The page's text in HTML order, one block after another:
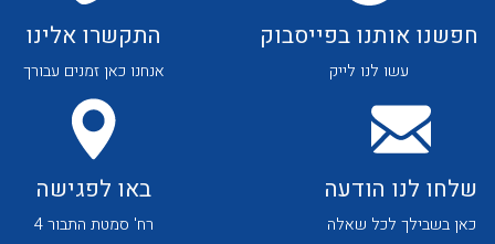
לכל מוצרי היצרן
לכל מוצרי היצרן לכל מוצרי היצרן
חפשנו אותנו בפייסבוק
עשו לנו לייק
התקשרו אלינו
אנחנו כאן זמנים עבורך
שלחו לנו הודעה
כאן בשבילך לכל שאלה
באו לפגישה
רח' סמטת התבור 4